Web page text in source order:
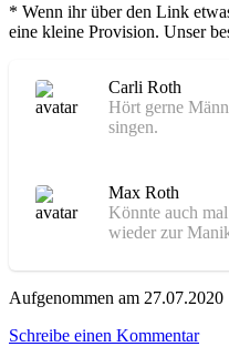
* Wenn ihr über den Link
eine kleine Provision. Unser
Carli Roth
Hört gerne
singen.
Max Roth
Könnte auch mal
wieder zur
Aufgenommen am 27.07.2020
Schreibe einen Kommentarzu